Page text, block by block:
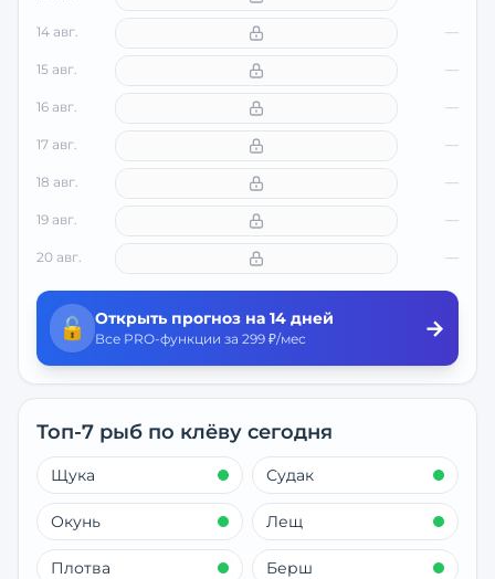
14 авг. —
15 авг. —
16 авг. —
17 авг. —
18 авг. —
19 авг. —
20 авг. —
🔓 Открыть прогноз на 14 дней
Все PRO-функции за 299 ₽/мес →
Топ-7 рыб по клёву сегодня
Щука Судак
Окунь Лещ
Плотва Берш